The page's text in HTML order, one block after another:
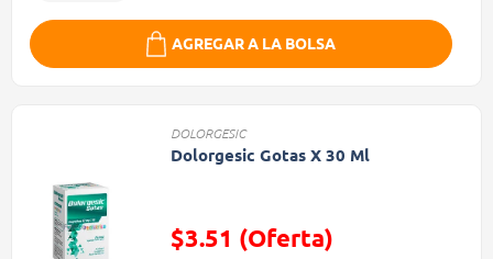
AGREGAR A LA BOLSA
DOLORGESIC
Dolorgesic Gotas X 30 Ml
$3.51 (Oferta)